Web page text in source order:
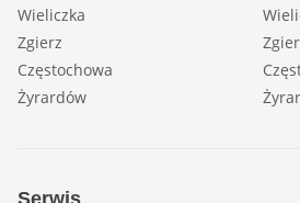
Wieliczka
Zgierz
Częstochowa
Żyrardów
Serwis